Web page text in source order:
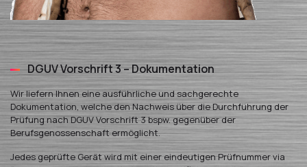
DGUV Vorschrift 3 – Dokumentation
Wir liefern Ihnen eine ausführliche und sachgerechte
Dokumentation, welche den Nachweis über die Durchführung der
Prüfung nach DGUV Vorschrift 3 bspw. gegenüber der
Berufsgenossenschaft ermöglicht.
Jedes geprüfte Gerät wird mit einer eindeutigen Prüfnummer via